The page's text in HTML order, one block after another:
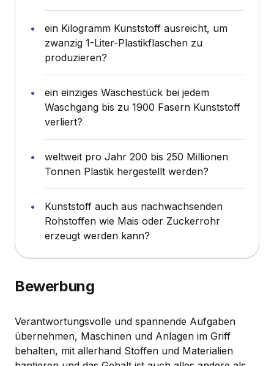
ein Kilogramm Kunststoff ausreicht, um
zwanzig 1-Liter-Plastikflaschen zu
produzieren?
ein einziges Wäschestück bei jedem
Waschgang bis zu 1900 Fasern Kunststoff
verliert?
weltweit pro Jahr 200 bis 250 Millionen
Tonnen Plastik hergestellt werden?
Kunststoff auch aus nachwachsenden
Rohstoffen wie Mais oder Zuckerrohr
erzeugt werden kann?
Bewerbung
Verantwortungsvolle und spannende Aufgaben
übernehmen, Maschinen und Anlagen im Griff
behalten, mit allerhand Stoffen und Materialien